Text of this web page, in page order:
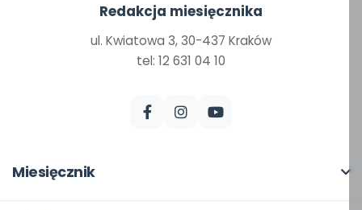
Redakcja miesięcznika
ul. Kwiatowa 3, 30-437 Kraków
tel: 12 631 04 10
Miesięcznik